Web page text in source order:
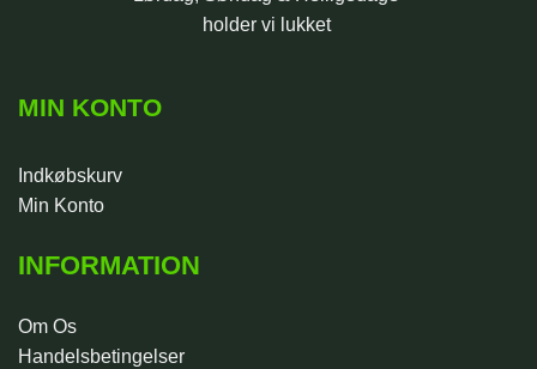
holder vi lukket
MIN KONTO
Indkøbskurv
Min Konto
INFORMATION
Om Os
Handelsbetingelser